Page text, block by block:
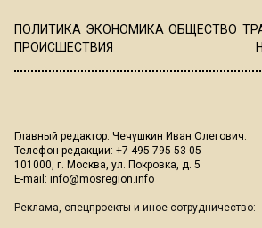
ПОЛИТИКА ЭКОНОМИКА ОБЩЕСТВО
ПРОИСШЕСТВИЯ
Главный редактор: Чечушкин Иван Олегович.
Телефон редакции: +7 495 795-53-05
101000, г. Москва, ул. Покровка, д. 5
E-mail: info@mosregion.info
Реклама, спецпроекты и иное сотрудничество: